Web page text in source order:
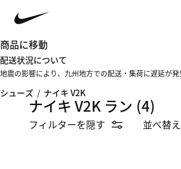
商品に移動
配送状況について
地震の影響により、九州地方での配送・集荷に遅延が発
シューズ / ナイキ V2K
ナイキ V2K ラン (4)
フィルターを隠す 並べ替え